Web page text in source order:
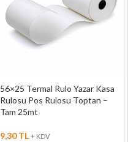
56×25 Termal Rulo Yazar Kasa
Rulosu Pos Rulosu Toptan –
Tam 25mt
9,30TL + KDV